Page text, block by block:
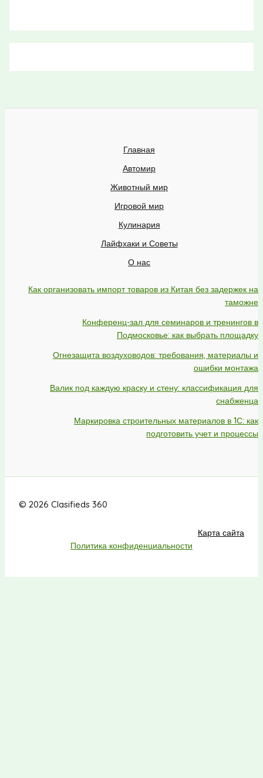
Главная
Автомир
Животный мир
Игровой мир
Кулинария
Лайфхаки и Советы
О нас
Как организовать импорт товаров из Китая без задержек на
таможне
Конференц-зал для семинаров и тренингов в
Подмосковье: как выбрать площадку
Огнезащита воздуховодов: требования, материалы и
ошибки монтажа
Валик под каждую краску и стену: классификация для
снабженца
Маркировка строительных материалов в 1С: как
подготовить учет и процессы
© 2026 Clasifieds 360
Карта сайта
Политика конфиденциальности